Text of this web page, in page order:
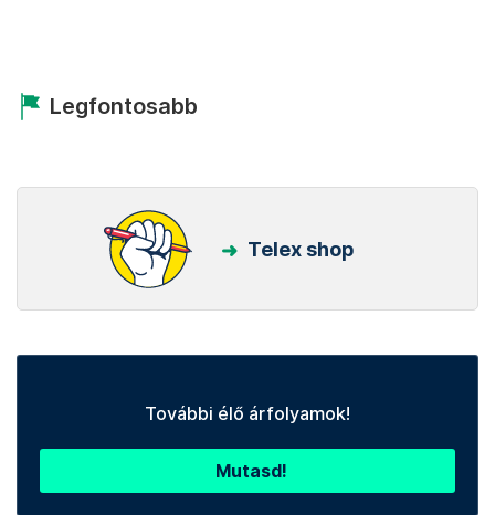
Legfontosabb
Telex shop
További élő árfolyamok!
Mutasd!